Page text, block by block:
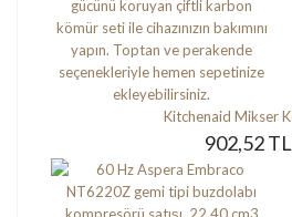
Kitchenaid Mikser
902,52 TL